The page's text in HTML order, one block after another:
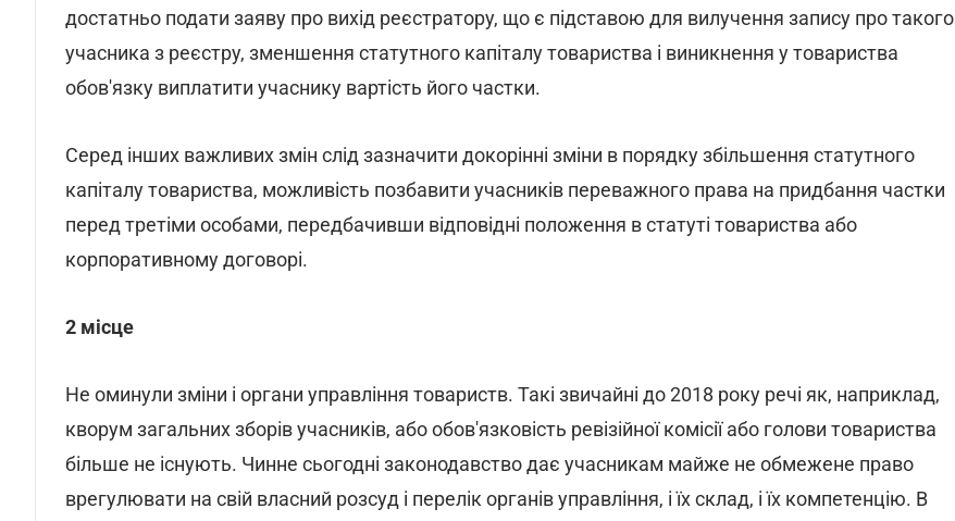
достатньо подати заяву про вихід реєстратору, що є підставою для вилучення запису про такого
учасника з реєстру, зменшення статутного капіталу товариства і виникнення у товариства
обов'язку виплатити учаснику вартість його частки.
Серед інших важливих змін слід зазначити докорінні зміни в порядку збільшення статутного
капіталу товариства, можливість позбавити учасників переважного права на придбання частки
перед третіми особами, передбачивши відповідні положення в статуті товариства або
корпоративному договорі.
2 місце
Не оминули зміни і органи управління товариств. Такі звичайні до 2018 року речі як, наприклад,
кворум загальних зборів учасників, або обов'язковість ревізійної комісії або голови товариства
більше не існують. Чинне сьогодні законодавство дає учасникам майже не обмежене право
врегулювати на свій власний розсуд і перелік органів управління, і їх склад, і їх компетенцію. В